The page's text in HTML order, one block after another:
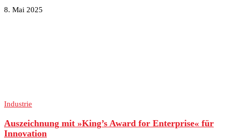
8. Mai 2025
Industrie
Auszeichnung mit »King’s Award for Enterprise« für
Innovation